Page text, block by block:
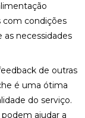
com condições
as necessidades
de outras
é uma ótima
do serviço.
ajudar a